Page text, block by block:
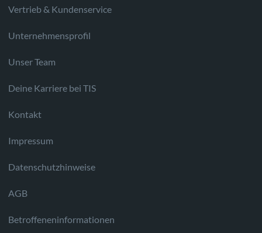
Vertrieb & Kundenservice
Unternehmensprofil
Unser Team
Deine Karriere bei TIS
Kontakt
Impressum
Datenschutzhinweise
AGB
Betroffeneninformationen